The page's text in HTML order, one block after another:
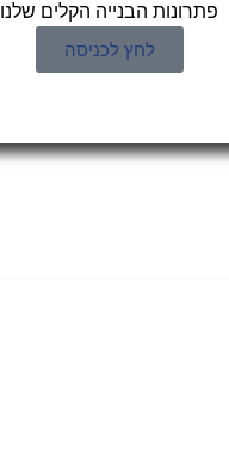
פתרונות הבנייה הקלים שלנו
לחץ לכניסה